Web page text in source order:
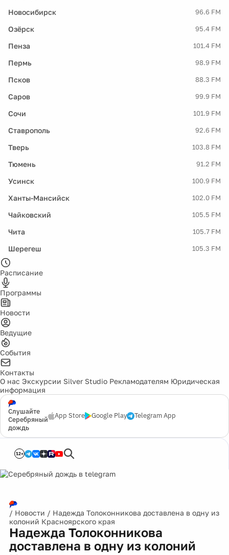
Новосибирск 96.6 FM
Озёрск 95.4 FM
Пенза 101.4 FM
Пермь 98.9 FM
Псков 88.3 FM
Саров 99.9 FM
Сочи 101.9 FM
Ставрополь 92.6 FM
Тверь 103.8 FM
Тюмень 91.2 FM
Усинск 100.9 FM
Ханты-Мансийск 102.0 FM
Чайковский 105.5 FM
Чита 105.7 FM
Шерегеш 105.3 FM
Расписание
Программы
Новости
Ведущие
События
Контакты
О нас Экскурсии Silver Studio Рекламодателям Юридическая
информация
Слушайте
Серебряный
дождь
App Store Google Play Telegram App
12+
/ Новости / Надежда Толоконникова доставлена в одну из
колоний Красноярского края
Надежда Толоконникова
доставлена в одну из колоний